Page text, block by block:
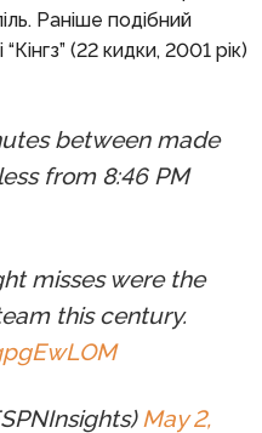
Раніше подібний
(22 кидки, 2001 рік)
between made
from 8:46 PM
misses were the
this century.
May 2,